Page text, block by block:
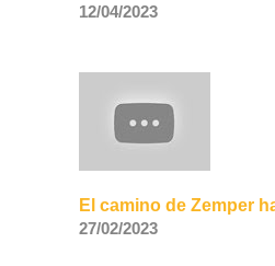
12/04/2023
El camino de Zemper
27/02/2023